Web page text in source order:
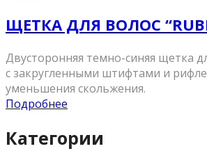
ЩЕТКА ДЛЯ ВОЛОС
Двусторонняя темно-синяя щетка
с закругленными штифтами и
уменьшения скольжения.
Подробнее
Категории